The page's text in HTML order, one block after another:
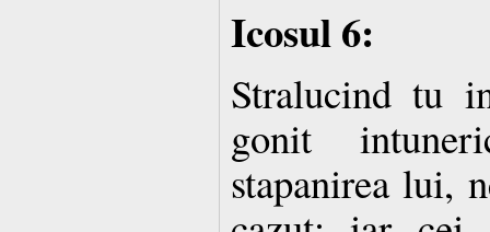
Icosul 6:
Stralucind tu
gonit
stapanirea lui,